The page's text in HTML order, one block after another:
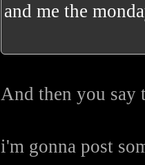
and me the
And then you say
i'm gonna post